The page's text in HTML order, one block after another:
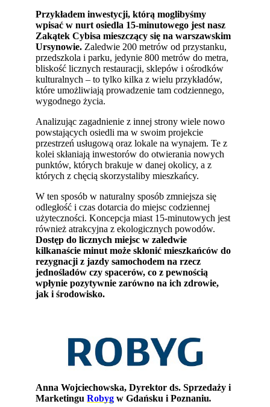
Przykładem inwestycji, którą moglibyśmy
wpisać w nurt osiedla 15-minutowego jest nasz
Zakątek Cybisa mieszczący się na warszawskim
Ursynowie. Zaledwie 200 metrów od przystanku,
przedszkola i parku, jedynie 800 metrów do metra,
bliskość licznych restauracji, sklepów i ośrodków
kulturalnych – to tylko kilka z wielu przykładów,
które umożliwiają prowadzenie tam codziennego,
wygodnego życia.
Analizując zagadnienie z innej strony wiele nowo
powstających osiedli ma w swoim projekcie
przestrzeń usługową oraz lokale na wynajem. Te z
kolei skłaniają inwestorów do otwierania nowych
punktów, których brakuje w danej okolicy, a z
których z chęcią skorzystaliby mieszkańcy.
W ten sposób w naturalny sposób zmniejsza się
odległość i czas dotarcia do miejsc codziennej
użyteczności. Koncepcja miast 15-minutowych jest
również atrakcyjna z ekologicznych powodów.
Dostęp do licznych miejsc w zaledwie
kilkanaście minut może skłonić mieszkańców do
rezygnacji z jazdy samochodem na rzecz
jednośladów czy spacerów, co z pewnością
wpłynie pozytywnie zarówno na ich zdrowie,
jak i środowisko.
Anna Wojciechowska, Dyrektor ds. Sprzedaży i
MarketinguRobyg w Gdańsku i Poznaniu.